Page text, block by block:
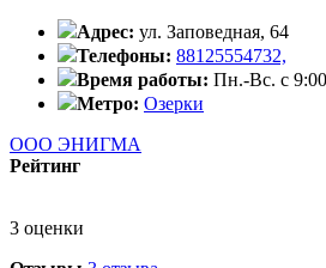
Адрес: ул. Заповедная, 64
Телефоны: 88125554732,
Время работы: Пн.-Вс. с
Метро: Озерки
ООО ЭНИГМА
Рейтинг
3 оценки